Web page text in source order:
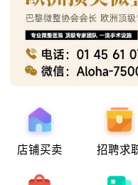
店铺买卖 招聘求